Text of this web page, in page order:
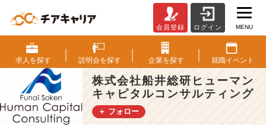
式
会
社
船
井
総
研
会員登録 ログイン MENU
求人を探す 説明会を探す 企業を探す 就職イベント
株式会社船井総研ヒューマン
キャピタルコンサルティング
＋ フォロー